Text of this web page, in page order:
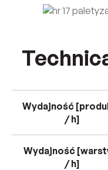
Wydajność
/ h]
Wydajność
/ h]